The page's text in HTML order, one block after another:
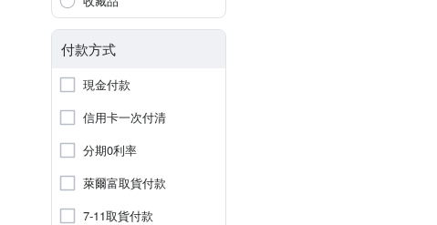
付款方式
現金付款
信用卡一次付清
分期0利率
萊爾富取貨付款
7-11取貨付款